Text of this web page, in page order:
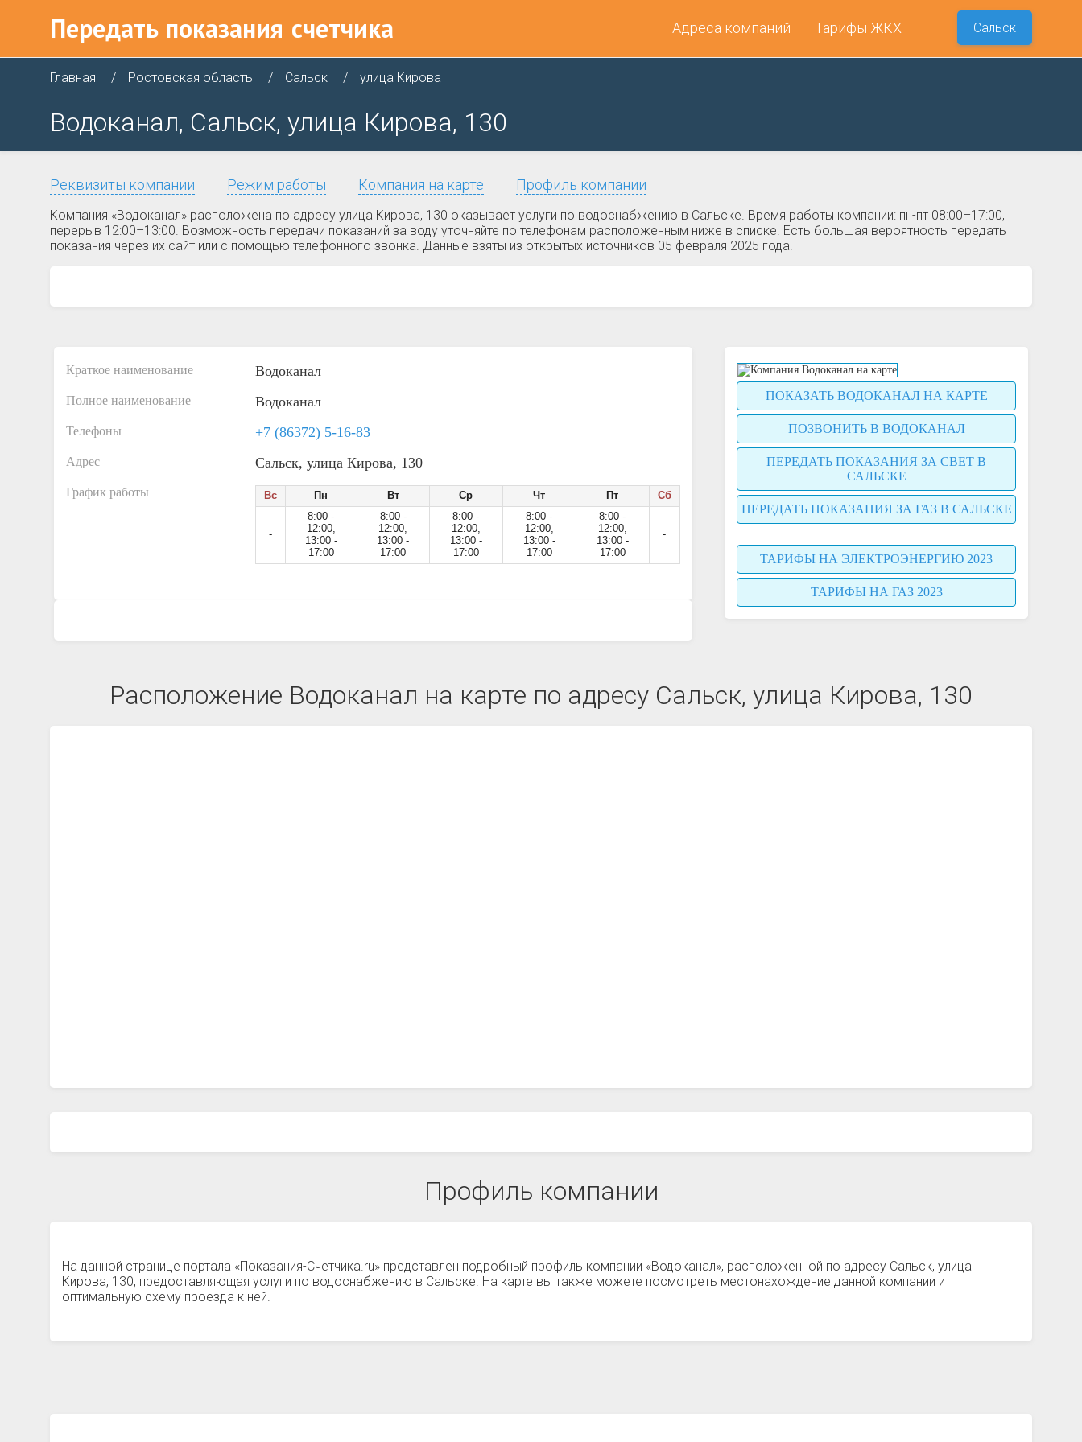
Передать показания счетчика Адреса компаний Тарифы ЖКХ Сальск
Главная Ростовская область Сальск улица Кирова
Водоканал, Сальск, улица Кирова, 130
Реквизиты компании Режим работы Компания на карте Профиль компании
Компания «Водоканал» расположена по адресу улица Кирова, 130 оказывает услуги по водоснабжению в Сальске. Время работы компании: пн-пт 08:00–17:00,
перерыв 12:00–13:00. Возможность передачи показаний за воду уточняйте по телефонам расположенным ниже в списке. Есть большая вероятность передать
показания через их сайт или с помощью телефонного звонка. Данные взяты из открытых источников 05 февраля 2025 года.
Краткое наименование Водоканал
Полное наименование Водоканал
Телефоны +7 (86372) 5-16-83
Адрес Сальск, улица Кирова, 130
График работы Вс Пн Вт Ср Чт Пт Сб
-
8:00 -
12:00,
13:00 -
17:00
8:00 -
12:00,
13:00 -
17:00
8:00 -
12:00,
13:00 -
17:00
8:00 -
12:00,
13:00 -
17:00
8:00 -
12:00,
13:00 -
17:00
-
ПОКАЗАТЬ ВОДОКАНАЛ НА КАРТЕ
ПОЗВОНИТЬ В ВОДОКАНАЛ
ПЕРЕДАТЬ ПОКАЗАНИЯ ЗА СВЕТ В
САЛЬСКЕ
ПЕРЕДАТЬ ПОКАЗАНИЯ ЗА ГАЗ В САЛЬСКЕ
ТАРИФЫ НА ЭЛЕКТРОЭНЕРГИЮ 2023
ТАРИФЫ НА ГАЗ 2023
Расположение Водоканал на карте по адресу Сальск, улица Кирова, 130
Профиль компании
На данной странице портала «Показания-Счетчика.ru» представлен подробный профиль компании «Водоканал», расположенной по адресу Сальск, улица
Кирова, 130, предоставляющая услуги по водоснабжению в Сальске. На карте вы также можете посмотреть местонахождение данной компании и
оптимальную схему проезда к ней.